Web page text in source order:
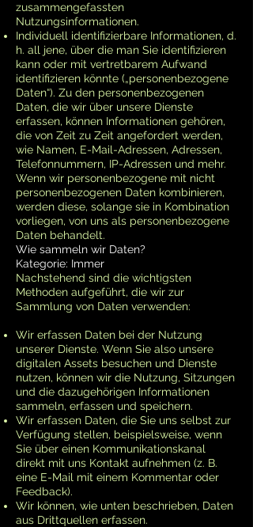
zusammengefassten
Nutzungsinformationen.
Individuell identifizierbare Informationen, d.
h. all jene, über die man Sie identifizieren
kann oder mit vertretbarem Aufwand
identifizieren könnte („personenbezogene
Daten“). Zu den personenbezogenen
Daten, die wir über unsere Dienste
erfassen, können Informationen gehören,
die von Zeit zu Zeit angefordert werden,
wie Namen, E-Mail-Adressen, Adressen,
Telefonnummern, IP-Adressen und mehr.
Wenn wir personenbezogene mit nicht
personenbezogenen Daten kombinieren,
werden diese, solange sie in Kombination
vorliegen, von uns als personenbezogene
Daten behandelt.
Wie sammeln wir Daten?
Kategorie: Immer
Nachstehend sind die wichtigsten
Methoden aufgeführt, die wir zur
Sammlung von Daten verwenden:
Wir erfassen Daten bei der Nutzung
unserer Dienste. Wenn Sie also unsere
digitalen Assets besuchen und Dienste
nutzen, können wir die Nutzung, Sitzungen
und die dazugehörigen Informationen
sammeln, erfassen und speichern.
Wir erfassen Daten, die Sie uns selbst zur
Verfügung stellen, beispielsweise, wenn
Sie über einen Kommunikationskanal
direkt mit uns Kontakt aufnehmen (z. B.
eine E-Mail mit einem Kommentar oder
Feedback).
Wir können, wie unten beschrieben, Daten
aus Drittquellen erfassen.